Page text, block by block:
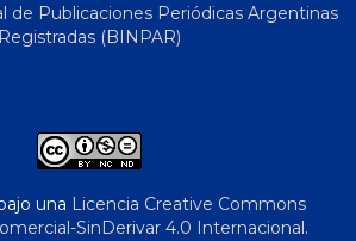
de Publicaciones Periódicas Argentinas
Registradas (BINPAR)
una Licencia Creative Commons
SinDerivar 4.0 Internacional.